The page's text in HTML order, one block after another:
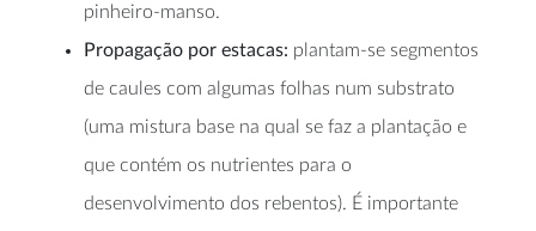
pinheiro-manso.
Propagação por estacas: plantam-se segmentos
de caules com algumas folhas num substrato
(uma mistura base na qual se faz a plantação e
que contém os nutrientes para o
desenvolvimento dos rebentos). É importante